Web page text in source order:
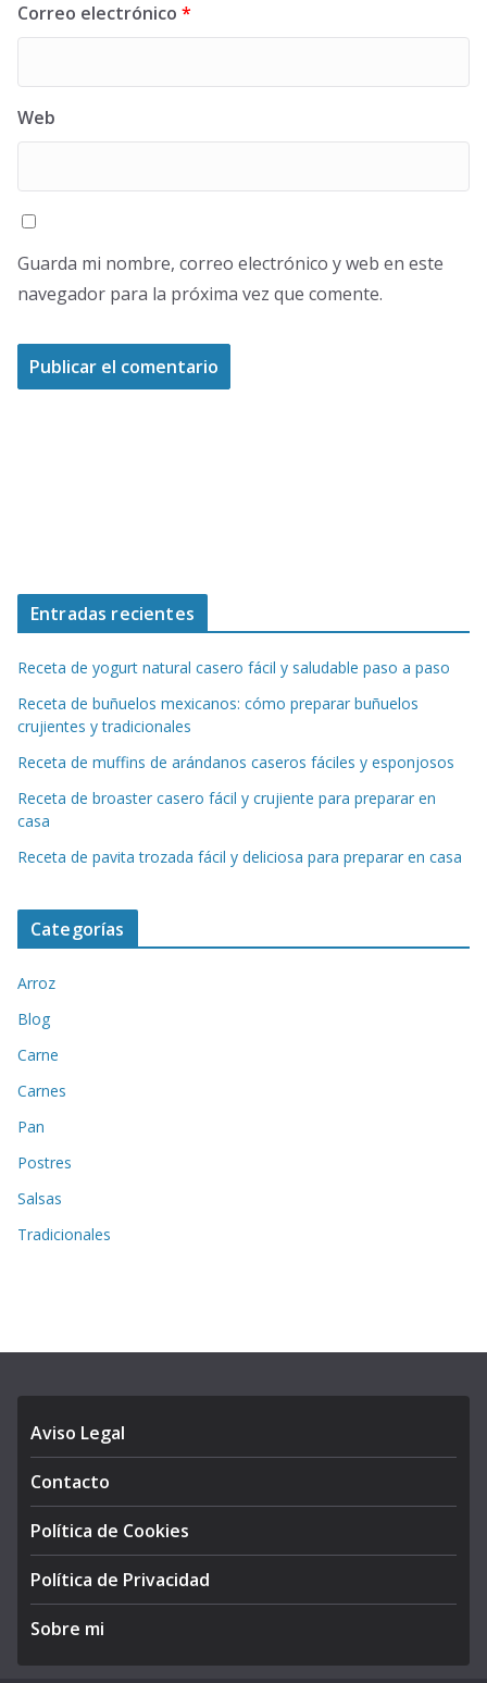
Correo electrónico *
Web
Guarda mi nombre, correo electrónico y web en este
navegador para la próxima vez que comente.
Entradas recientes
Receta de yogurt natural casero fácil y saludable paso a paso
Receta de buñuelos mexicanos: cómo preparar buñuelos
crujientes y tradicionales
Receta de muffins de arándanos caseros fáciles y esponjosos
Receta de broaster casero fácil y crujiente para preparar en
casa
Receta de pavita trozada fácil y deliciosa para preparar en casa
Categorías
Arroz
Blog
Carne
Carnes
Pan
Postres
Salsas
Tradicionales
Aviso Legal
Contacto
Política de Cookies
Política de Privacidad
Sobre mi